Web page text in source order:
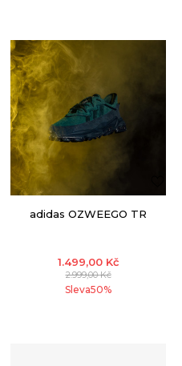
adidas OZWEEGO TR
1.499,00 Kč
2.999,00Kč
Sleva50%